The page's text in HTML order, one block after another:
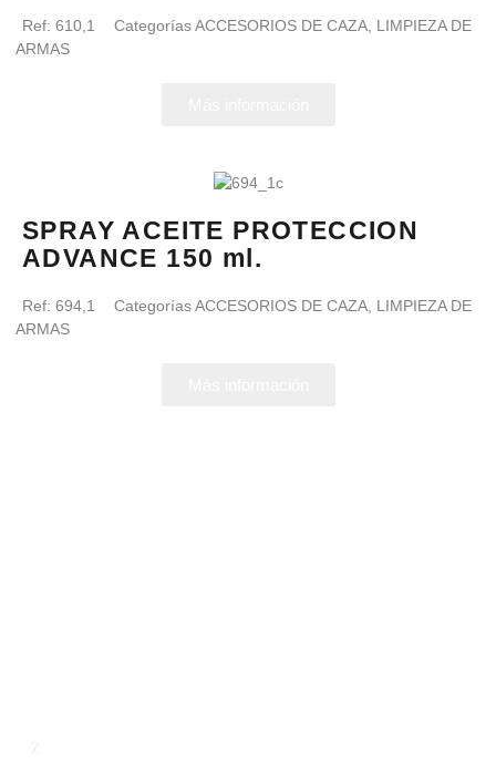
Ref: 610,1 CategoríasACCESORIOS DE CAZA LIMPIEZA DE
ARMAS
SPRAY ACEITE PROTECCION
ADVANCE 150 ml.
Ref: 694,1 CategoríasACCESORIOS DE CAZA LIMPIEZA DE
ARMAS